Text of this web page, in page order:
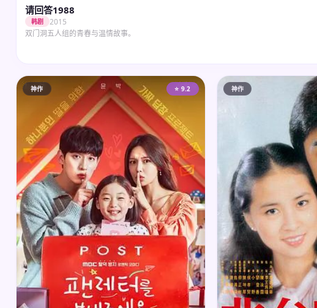
请回答1988
韩剧
2015
双门洞五人组的青春与温情故事。
神作 ⭐ 9.2 神作